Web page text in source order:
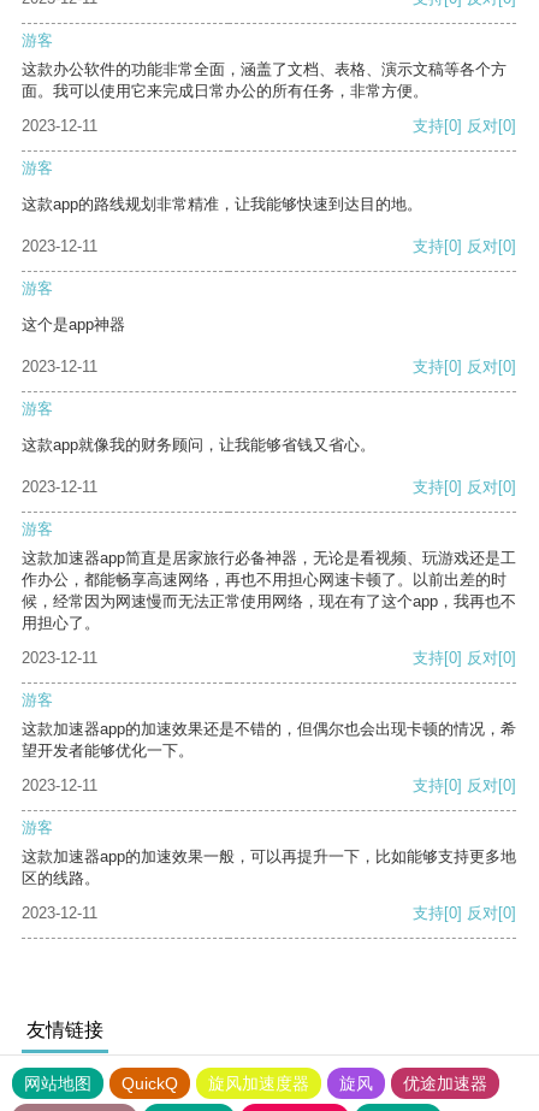
游客
这款办公软件的功能非常全面，涵盖了文档、表格、演示文稿等各个方
面。我可以使用它来完成日常办公的所有任务，非常方便。
2023-12-11
支持[0] 反对[0]
游客
这款app的路线规划非常精准，让我能够快速到达目的地。
2023-12-11 支持[0] 反对[0]
游客
这个是app神器
2023-12-11 支持[0] 反对[0]
游客
这款app就像我的财务顾问，让我能够省钱又省心。
2023-12-11 支持[0] 反对[0]
游客
这款加速器app简直是居家旅行必备神器，无论是看视频、玩游戏还是工
作办公，都能畅享高速网络，再也不用担心网速卡顿了。以前出差的时
候，经常因为网速慢而无法正常使用网络，现在有了这个app，我再也不
用担心了。
2023-12-11
支持[0] 反对[0]
游客
这款加速器app的加速效果还是不错的，但偶尔也会出现卡顿的情况，希
望开发者能够优化一下。
2023-12-11
支持[0] 反对[0]
游客
这款加速器app的加速效果一般，可以再提升一下，比如能够支持更多地
区的线路。
2023-12-11
支持[0] 反对[0]
友情链接
网站地图 QuickQ 旋风加速度器 旋风
优途加速器